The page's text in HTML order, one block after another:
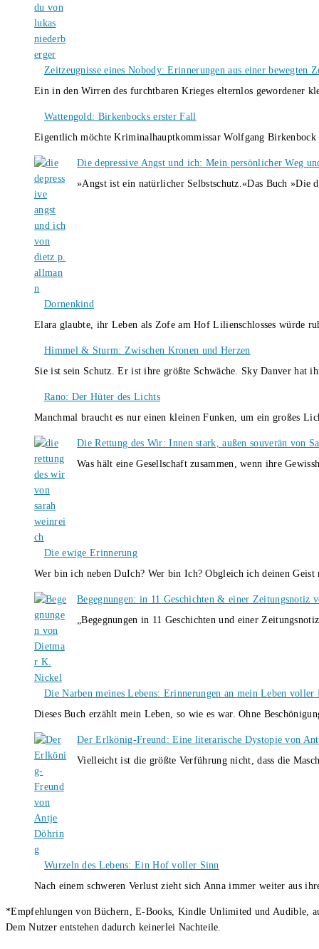
Zeitzeugnisse eines Nobody: Erinnerungen aus einer bewegten
Ein in den Wirren des furchtbaren Krieges elternlos gewordener
Wattengold: Birkenbocks erster Fall
Eigentlich möchte Kriminalhauptkommissar Wolfgang
Die depressive Angst und ich: Mein persönlicher Weg
»Angst ist ein natürlicher Selbstschutz.«Das Buch
Dornenkind
Elara glaubte, ihr Leben als Zofe am Hof Lilienschlosses würde
Himmel & Sturm: Zwischen Kronen und Herzen
Sie ist sein Schutz. Er ist ihre größte Schwäche. Sky Danver
Rano: Der Hüter des Lichts
Manchmal braucht es nur einen kleinen Funken, um ein großes
Die Rettung des Wir: Innen stark, außen souverän von
Was hält eine Gesellschaft zusammen, wenn ihre
Die ewige Erinnerung
Wer bin ich neben DuIch? Wer bin Ich? Obgleich ich deinen
Begegnungen: in 11 Geschichten & einer Zeitungsnotiz
„Begegnungen in 11 Geschichten und einer
Die Narben meines Lebens: Erinnerungen an mein Leben
Dieses Buch erzählt mein Leben, so wie es war. Ohne
Der Erlkönig-Freund: Eine literarische Dystopie von
Vielleicht ist die größte Verführung nicht, dass die
Wurzeln des Lebens: Ein Hof voller Sinn
Nach einem schweren Verlust zieht sich Anna immer weiter aus
*Empfehlungen von Büchern, E-Books, Kindle Unlimited und Audible,
Dem Nutzer entstehen dadurch keinerlei Nachteile.